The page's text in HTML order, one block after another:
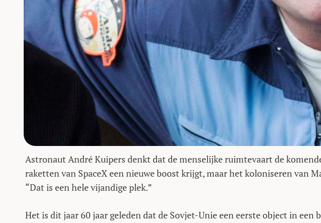
Astronaut André Kuipers denkt dat de menselijke ruimtevaart de
raketten van SpaceX een nieuwe boost krijgt, maar het koloniseren van
“Dat is een hele vijandige plek.”
Het is dit jaar 60 jaar geleden dat de Sovjet-Unie een eerste object in een